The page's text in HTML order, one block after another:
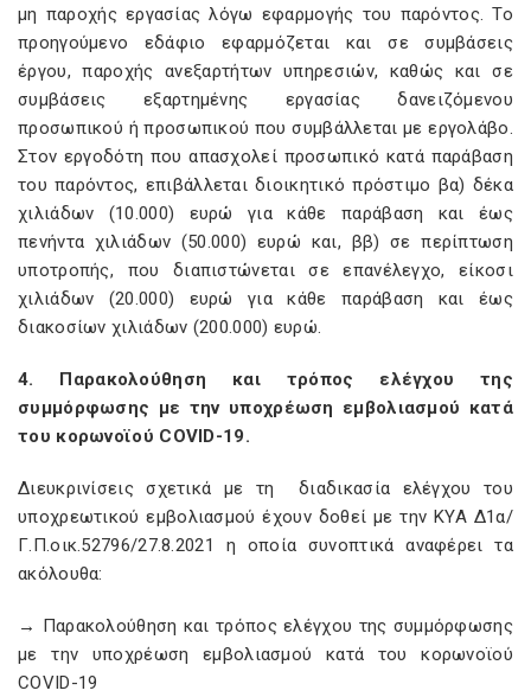
μη παροχής εργασίας λόγω εφαρμογής του παρόντος. To
προηγούμενο εδάφιο εφαρμόζεται και σε συμβάσεις
έργου, παροχής ανεξαρτήτων υπηρεσιών, καθώς και σε
συμβάσεις εξαρτημένης εργασίας δανειζόμενου
προσωπικού ή προσωπικού που συμβάλλεται με εργολάβο.
Στον εργοδότη που απασχολεί προσωπικό κατά παράβαση
του παρόντος, επιβάλλεται διοικητικό πρόστιμο βα) δέκα
χιλιάδων (10.000) ευρώ για κάθε παράβαση και έως
πενήντα χιλιάδων (50.000) ευρώ και, ββ) σε περίπτωση
υποτροπής, που διαπιστώνεται σε επανέλεγχο, είκοσι
χιλιάδων (20.000) ευρώ για κάθε παράβαση και έως
διακοσίων χιλιάδων (200.000) ευρώ.
4. Παρακολούθηση και τρόπος ελέγχου της
συμμόρφωσης με την υποχρέωση εμβολιασμού κατά
του κορωνοϊού COVID-19.
Διευκρινίσεις σχετικά με τη διαδικασία ελέγχου του
υποχρεωτικού εμβολιασμού έχουν δοθεί με την ΚΥΑ Δ1α/
Γ.Π.οικ.52796/27.8.2021 η οποία συνοπτικά αναφέρει τα
ακόλουθα:
→ Παρακολούθηση και τρόπος ελέγχου της συμμόρφωσης
με την υποχρέωση εμβολιασμού κατά του κορωνοϊού
COVID-19